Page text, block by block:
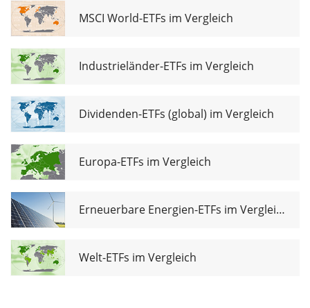
UCITS ETF CHF
Hedged Dist
MSCI World-ETFs im Vergleich
Industrieländer-ETFs im Vergleich
Dividenden-ETFs (global) im Vergleich
Europa-ETFs im Vergleich
Erneuerbare Energien-ETFs im Vergleich
Welt-ETFs im Vergleich